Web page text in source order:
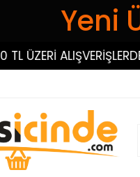
Yeni
ALIŞVERİŞLERDE